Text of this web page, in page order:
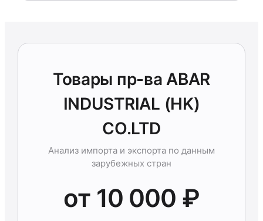
Товары пр-ва ABAR
INDUSTRIAL (HK)
CO.LTD
Анализ импорта и экспорта по данным
зарубежных стран
от 10 000 ₽